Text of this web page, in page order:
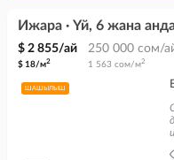
Ижара · Үй, 6 жана
$ 2 855/ай 250 000 сом/
$ 18/м2 1 563 сом/м2
ШАШЫЛЫШ